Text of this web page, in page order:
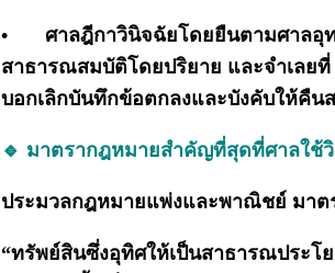
•
ศาลฎีกาวินิจฉัยโดยยืนตามศาล
สาธารณสมบัติโดยปริยาย และจำเลย
บอกเลิกบันทึกข้อตกลงและบังคับให้คืน
🔹 มาตรากฎหมายสำคัญที่สุดที่ศาลใช้
ประมวลกฎหมายแพ่งและพาณิชย์ มาต
“ทรัพย์สินซึ่งอุทิศให้เป็นสาธารณประ